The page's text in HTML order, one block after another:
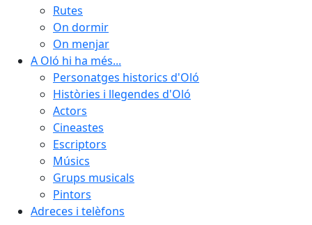
Rutes
On dormir
On menjar
A Oló hi ha més...
Personatges historics d'Oló
Històries i llegendes d'Oló
Actors
Cineastes
Escriptors
Músics
Grups musicals
Pintors
Adreces i telèfons